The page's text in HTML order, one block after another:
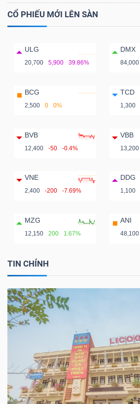
CỔ PHIẾU MỚI LÊN SÀN
ULG
20,700 5,900 39.86%
DMX
84,000
BCG
2,500 0 0%
TCD
1,300
BVB
12,400 -50 -0.4%
VBB
13,200
VNE
2,400 -200 -7.69%
DDG
1,100
MZG
12,150 200 1.67%
ANI
48,100
TIN CHÍNH